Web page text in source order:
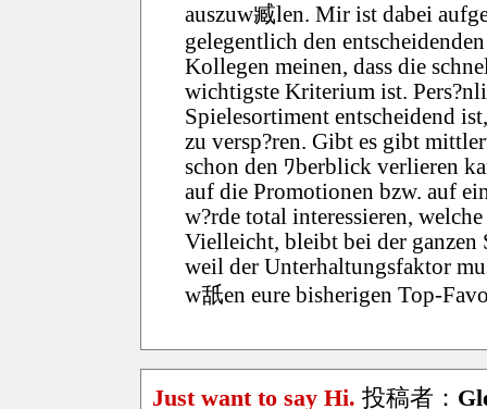
auszuw臧len. Mir ist dabei
gelegentlich den
Kollegen meinen, dass die
wichtigste Kriterium ist.
Spielesortiment entscheidend
zu versp?ren. Gibt es gibt
schon den ﾜberblick verlieren
auf die Promotionen bzw. auf
w?rde total interessieren,
Vielleicht, bleibt bei der ganzen
weil der Unterhaltungsfaktor
w舐en eure bisherigen Top-
Just want to say Hi. 投稿者：